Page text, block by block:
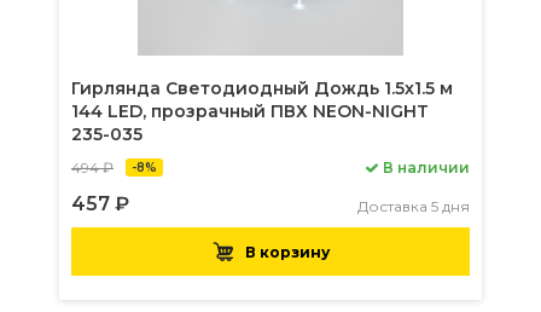
Гирлянда Светодиодный Дождь 1.5х1.5 м
144 LED, прозрачный ПВХ NEON-NIGHT
235-035
494 ₽ -8%
457 ₽
В наличии
Доставка 5 дня
В корзину